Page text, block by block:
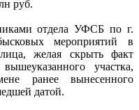
руб.
отдела УФСБ по г.
мероприятий в
желая скрыть факт
участка,
ранее вынесенного
датой.